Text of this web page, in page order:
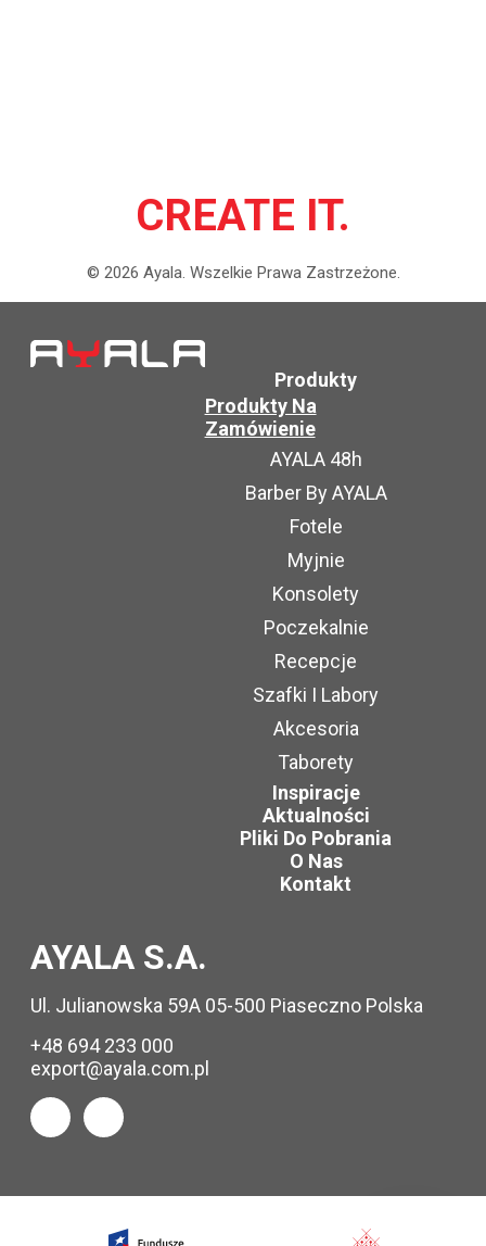
CREATE IT.
© 2026 Ayala. Wszelkie Prawa Zastrzeżone.
Produkty
Produkty Na
Zamówienie
AYALA 48h
Barber By AYALA
Fotele
Myjnie
Konsolety
Poczekalnie
Recepcje
Szafki I Labory
Akcesoria
Taborety
Inspiracje
Aktualności
Pliki Do Pobrania
O Nas
Kontakt
AYALA S.A.
Ul. Julianowska 59A 05-500 Piaseczno Polska
+48 694 233 000
export@ayala.com.pl